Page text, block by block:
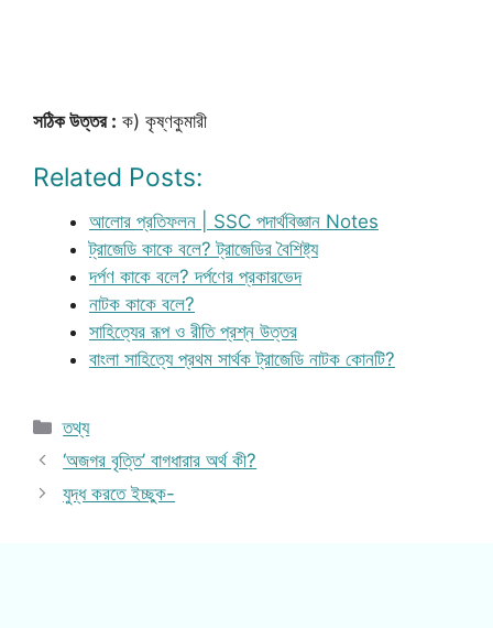
সঠিক উত্তর : ক) কৃষ্ণকুমারী
Related Posts:
আলোর প্রতিফলন | SSC পদার্থবিজ্ঞান Notes
ট্রাজেডি কাকে বলে? ট্রাজেডির বৈশিষ্ট্য
দর্পণ কাকে বলে? দর্পণের প্রকারভেদ
নাটক কাকে বলে?
সাহিত্যের রূপ ও রীতি প্রশ্ন উত্তর
বাংলা সাহিত্যে প্রথম সার্থক ট্রাজেডি নাটক কোনটি?
Categories
তথ্য
‘অজগর বৃত্তি’ বাগধারার অর্থ কী?
যুদ্ধ করতে ইচ্ছুক-